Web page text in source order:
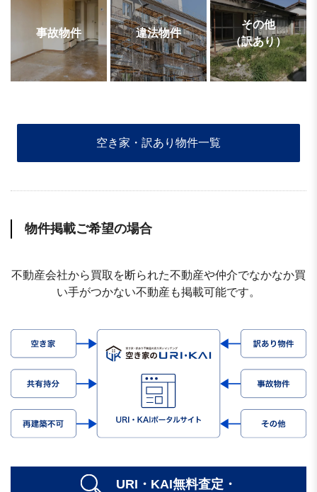
事故物件 違法物件
その他
（訳あり）
空き家・訳あり物件一覧
物件掲載ご希望の場合
不動産会社から買取を断られた不動産や仲介でなかなか買
い手がつかない不動産も掲載可能です。
URI・KAI無料査定・